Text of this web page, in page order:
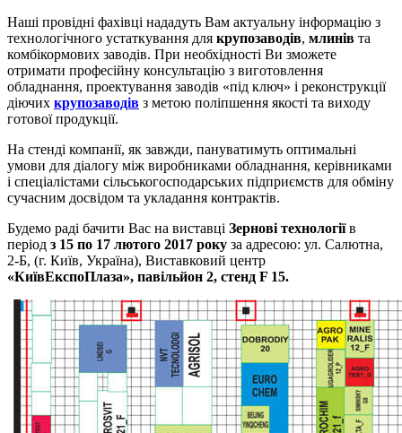
Наші провідні фахівці нададуть Вам актуальну інформацію з
технологічного устаткування для крупозаводів, млинів та
комбікормових заводів. При необхідності Ви зможете
отримати професійну консультацію з виготовлення
обладнання, проектування заводів «під ключ» і реконструкції
діючих крупозаводів з метою поліпшення якості та виходу
готової продукції.
На стенді компанії, як завжди, пануватимуть оптимальні
умови для діалогу між виробниками обладнання, керівниками
і спеціалістами сільськогосподарських підприємств для обміну
сучасним досвідом та укладання контрактів.
Будемо раді бачити Вас на виставці Зернові технологіїв
період з 15 по 17 лютого 2017 року за адресою: ул. Салютна,
2-Б, (г. Київ, Україна), Виставковий центр
«КиївЕкспоПлаза», павільйон 2, стенд F 15.